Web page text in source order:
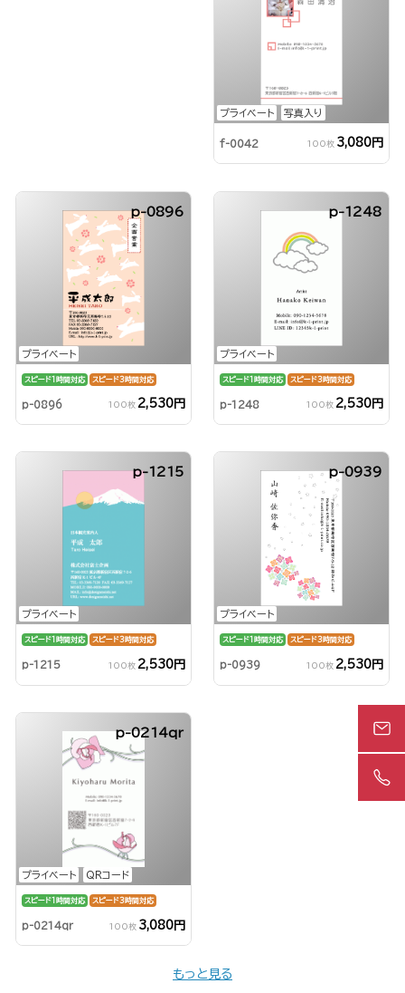
プライベート 写真入り
f-0042 100枚 3,080円
プライベート
p-0896
スピード1時間対応 スピード3時間対応
p-0896 100枚 2,530円
プライベート
p-1248
スピード1時間対応 スピード3時間対応
p-1248 100枚 2,530円
プライベート
p-1215
スピード1時間対応 スピード3時間対応
p-1215 100枚 2,530円
プライベート
p-0939
スピード1時間対応 スピード3時間対応
p-0939 100枚 2,530円
プライベート QRコード
p-0214qr
スピード1時間対応 スピード3時間対応
p-0214qr 100枚 3,080円
もっと見る